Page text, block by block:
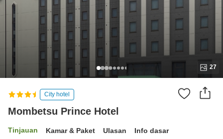
27
City hotel
Mombetsu Prince Hotel
Tinjauan Kamar & Paket Ulasan Info dasar